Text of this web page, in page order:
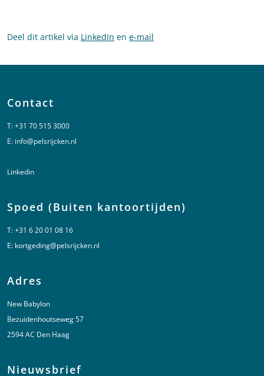
Deel dit artikel via LinkedIn en e-mail
Contact
T:+31 70 515 3000
E: info@pelsrijcken.nl
Linkedin
Spoed (Buiten kantoortijden)
T:+31 6 20 01 08 16
E: kortgeding@pelsrijcken.nl
Adres
New Babylon
Bezuidenhoutseweg 57
2594 AC Den Haag
Nieuwsbrief